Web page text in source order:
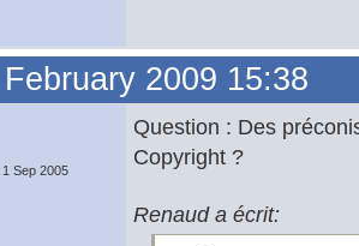
2009 15:38
Sep 2005
Question : Des
Copyright ?
Renaud a écrit: